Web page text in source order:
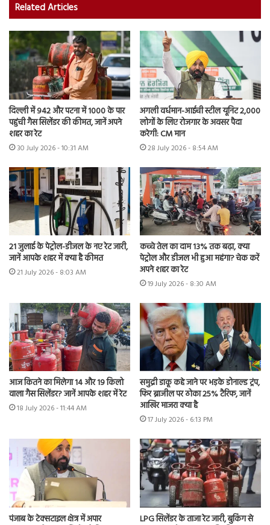
Related Articles
दिल्ली में 942 और पटना में 1000 के पार
पहुंची गैस सिलेंडर की कीमत, जानें अपने
शहर का रेट
30 July 2026 - 10:31 AM
अगली वर्धमान-आईची स्टील यूनिट 2,000
लोगों के लिए रोजगार के अवसर पैदा
करेगी: CM मान
28 July 2026 - 8:54 AM
21 जुलाई के पेट्रोल-डीजल के नए रेट जारी,
जानें आपके शहर में क्या है कीमत
21 July 2026 - 8:03 AM
कच्चे तेल का दाम 13% तक बढ़ा, क्या
पेट्रोल और डीजल भी हुआ महंगा? चेक करें
अपने शहर का रेट
19 July 2026 - 8:30 AM
आज कितने का मिलेगा 14 और 19 किलो
वाला गैस सिलेंडर? जानें आपके शहर में रेट
18 July 2026 - 11:44 AM
समुद्री डाकू कहे जाने पर भड़के डोनाल्ड ट्रंप,
फिर ब्राजील पर ठोका 25% टैरिफ, जानें
आखिर माजरा क्या है
17 July 2026 - 6:13 PM
पंजाब के टेक्सटाइल क्षेत्र में अपार
LPG सिलेंडर के ताजा रेट जारी, बुकिंग से